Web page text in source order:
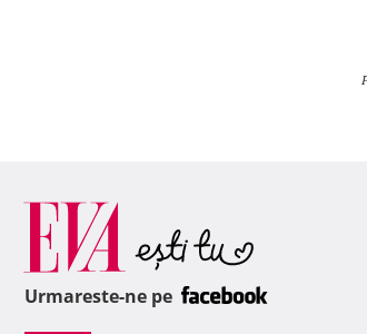
Urmareste-ne pe